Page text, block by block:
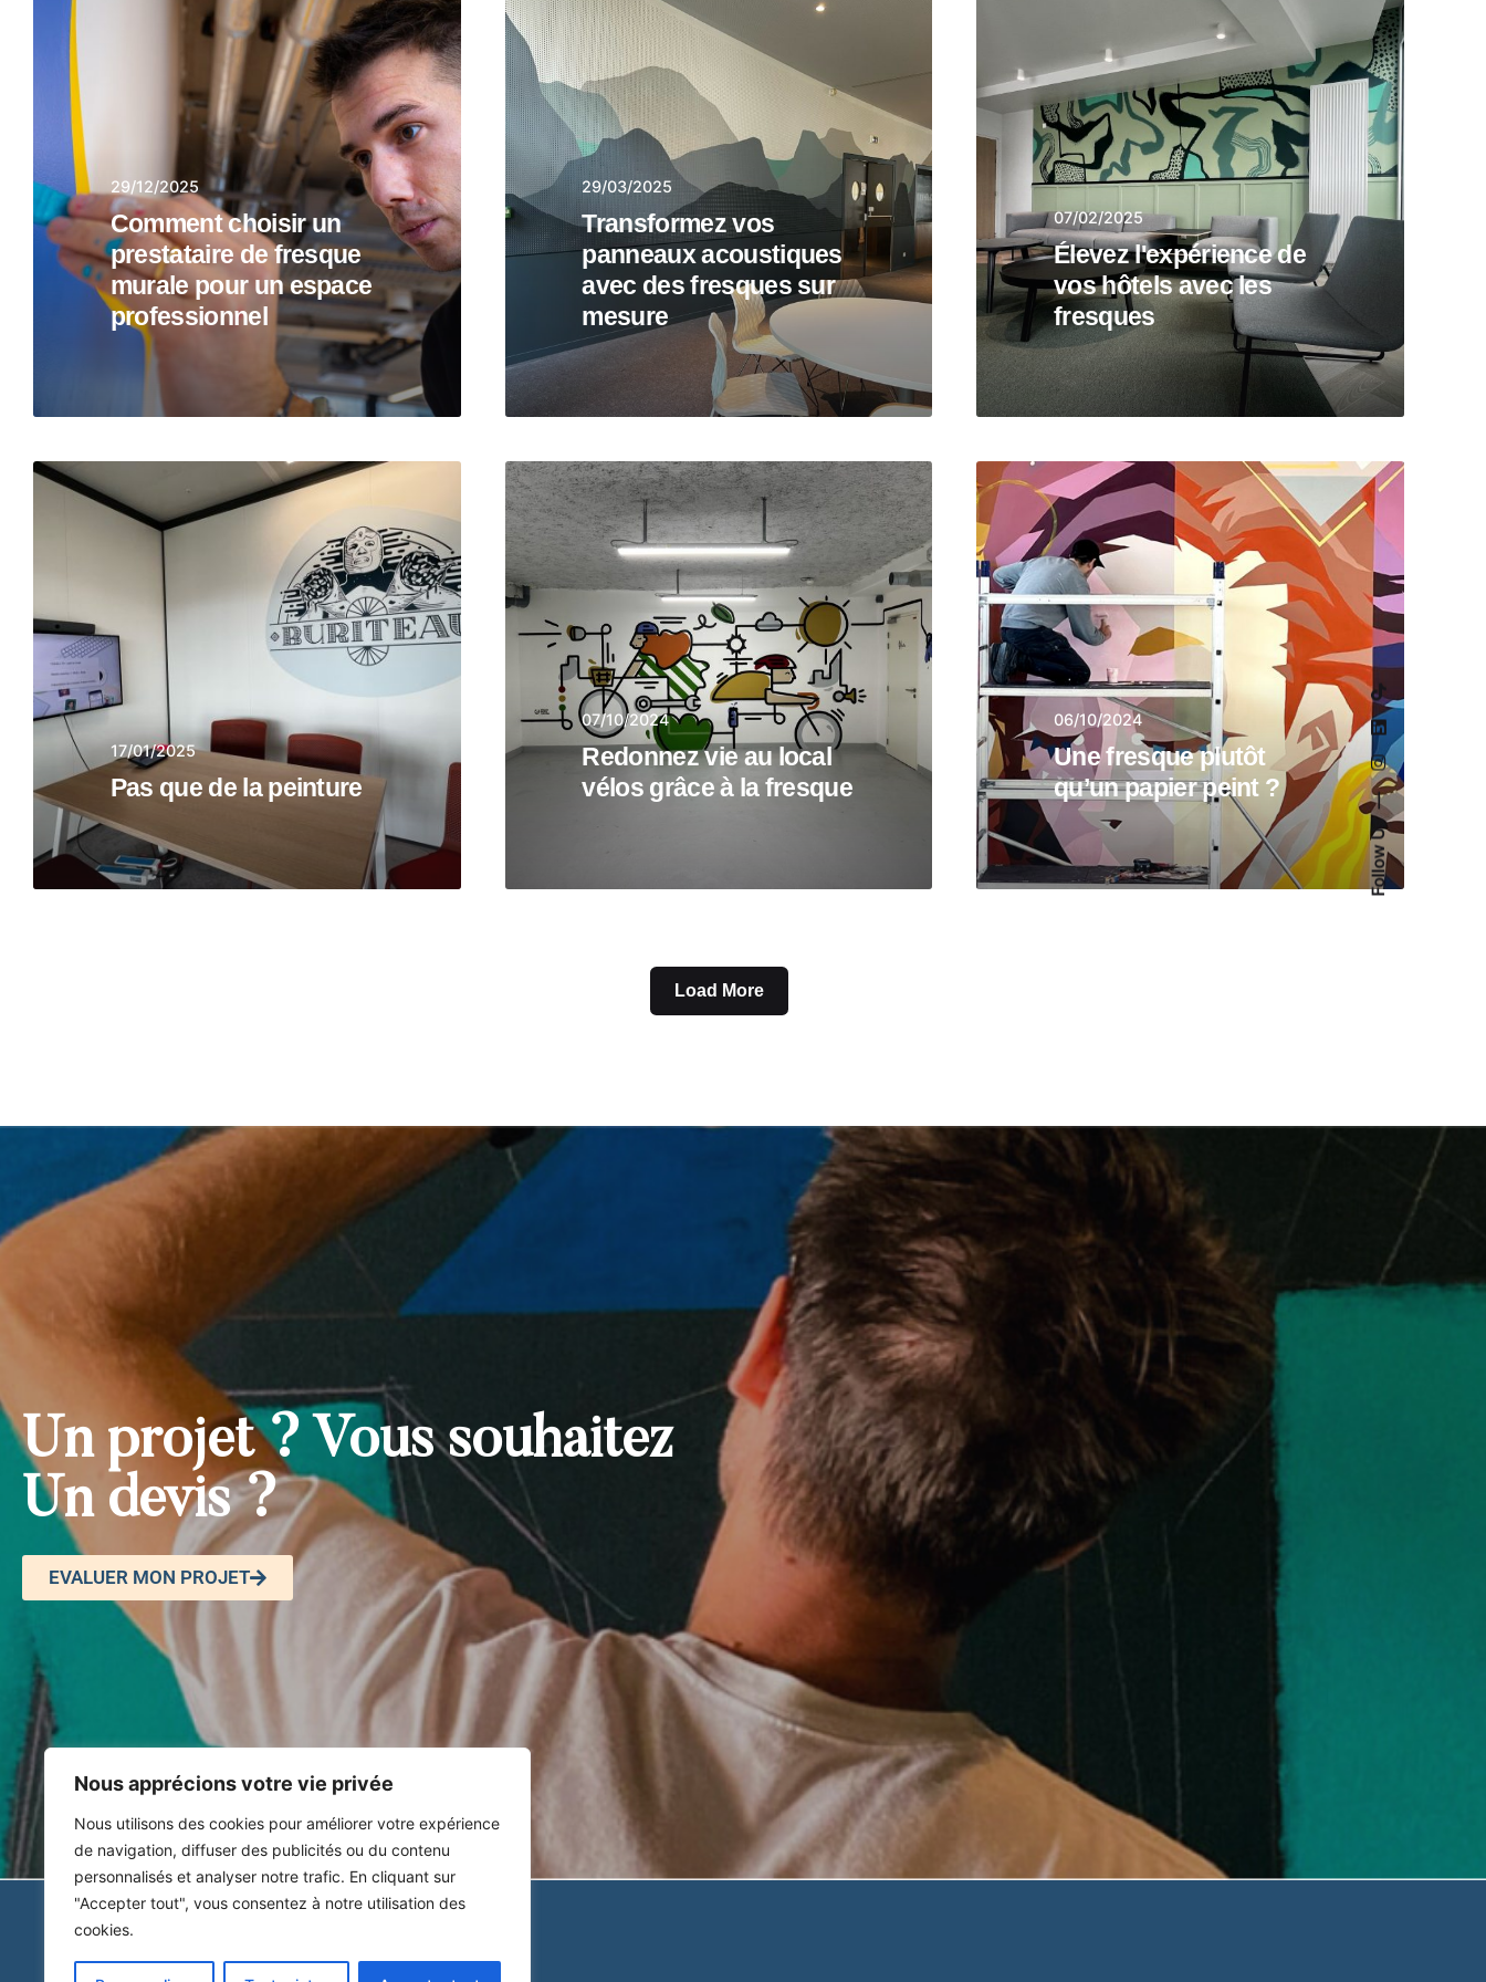
Nous apprécions votre vie privée
Nous utilisons des cookies pour améliorer votre expérience
de navigation, diffuser des publicités ou du contenu
personnalisés et analyser notre trafic. En cliquant sur
"Accepter tout", vous consentez à notre utilisation des
cookies.
Follow Us
29/12/2025
Comment choisir un
prestataire de fresque
murale pour un espace
professionnel
29/03/2025
Transformez vos
panneaux acoustiques
avec des fresques sur
mesure
07/02/2025
Élevez l'expérience de
vos hôtels avec les
fresques
17/01/2025
Pas que de la peinture
07/10/2024
Redonnez vie au local
vélos grâce à la fresque
06/10/2024
Une fresque plutôt
qu’un papier peint ?
Load More
Un projet ? Vous souhaitez
Un devis ?
EVALUER MON PROJET
Notre histoire
Notre approche
Confidentialité
Contacter l'atelier
hello@ateliernickelchrome.com
+33669954525
©2022 Atelier Nickel Chrome.